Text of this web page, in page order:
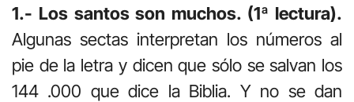
1.- Los santos son muchos. (1ª lectura).
Algunas sectas interpretan los números al
pie de la letra y dicen que sólo se salvan los
144 .000 que dice la Biblia. Y no se dan